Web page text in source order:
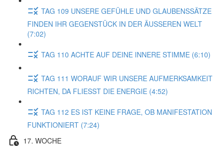
TAG 109 UNSERE GEFÜHLE UND GLAUBENSSÄTZE
FINDEN IHR GEGENSTÜCK IN DER ÄUSSEREN WELT
(7:02)
TAG 110 ACHTE AUF DEINE INNERE STIMME (6:10)
TAG 111 WORAUF WIR UNSERE AUFMERKSAMKEIT
RICHTEN, DA FLIESST DIE ENERGIE (4:52)
TAG 112 ES IST KEINE FRAGE, OB MANIFESTATION
FUNKTIONIERT (7:24)
17. WOCHE